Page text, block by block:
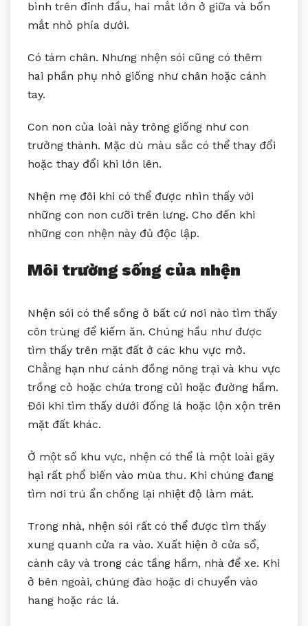
bình trên đỉnh đầu, hai mắt lớn ở giữa và bốn
mắt nhỏ phía dưới.
Có tám chân. Nhưng nhện sói cũng có thêm
hai phần phụ nhỏ giống như chân hoặc cánh
tay.
Con non của loài này trông giống như con
trưởng thành. Mặc dù màu sắc có thể thay đổi
hoặc thay đổi khi lớn lên.
Nhện mẹ đôi khi có thể được nhìn thấy với
những con non cưỡi trên lưng. Cho đến khi
những con nhện này đủ độc lập.
Môi trường sống của nhện
Nhện sói có thể sống ở bất cứ nơi nào tìm thấy
côn trùng để kiếm ăn. Chúng hầu như được
tìm thấy trên mặt đất ở các khu vực mở.
Chẳng hạn như cánh đồng nông trại và khu vực
trồng cỏ hoặc chứa trong củi hoặc đường hầm.
Đôi khi tìm thấy dưới đống lá hoặc lộn xộn trên
mặt đất khác.
Ở một số khu vực, nhện có thể là một loài gây
hại rất phổ biến vào mùa thu. Khi chúng đang
tìm nơi trú ẩn chống lại nhiệt độ làm mát.
Trong nhà, nhện sói rất có thể được tìm thấy
xung quanh cửa ra vào. Xuất hiện ở cửa sổ,
cành cây và trong các tầng hầm, nhà để xe. Khi
ở bên ngoài, chúng đào hoặc di chuyển vào
hang hoặc rác lá.